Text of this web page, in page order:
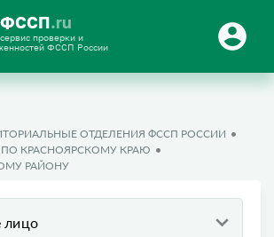
ФССП.ru
проверки и
ФССП России
ОТДЕЛЕНИЯ ФССП РОССИИ
КРАСНОЯРСКОМУ КРАЮ
РАЙОНУ
лицо